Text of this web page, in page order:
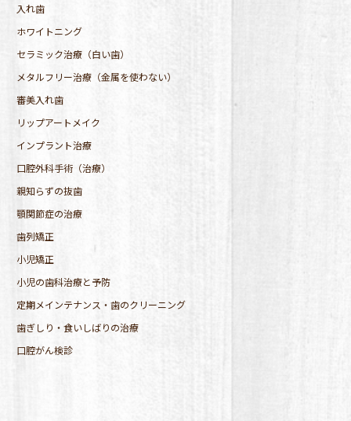
入れ歯
ホワイトニング
セラミック治療（白い歯）
メタルフリー治療（金属を使わない）
審美入れ歯
リップアートメイク
インプラント治療
口腔外科手術（治療）
親知らずの抜歯
顎関節症の治療
歯列矯正
小児矯正
小児の歯科治療と予防
定期メインテナンス・歯のクリーニング
歯ぎしり・食いしばりの治療
口腔がん検診